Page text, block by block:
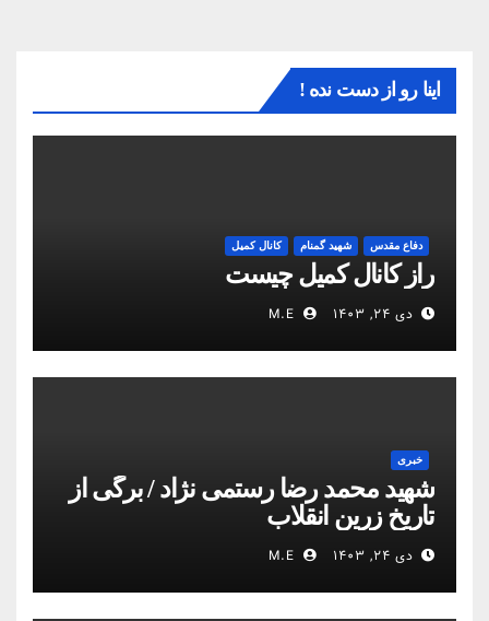
اینا رو از دست نده !
دفاع مقدس شهید گمنام کانال کمیل
راز کانال کمیل چیست
دی ۲۴, ۱۴۰۳
خبری
شهید محمد رضا رستمی نژاد / برگی از
تاریخ زرین انقلاب
دی ۲۴, ۱۴۰۳